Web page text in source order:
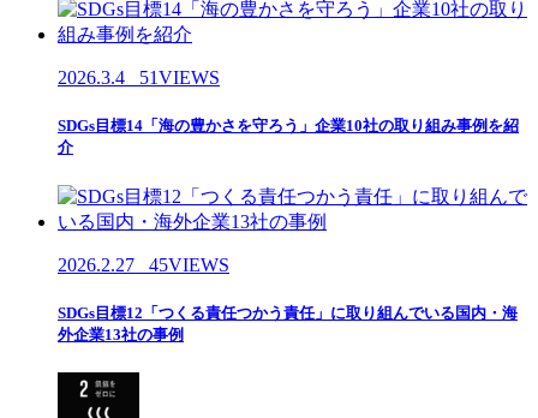
2026.3.4 51VIEWS
SDGs目標14「海の豊かさを守ろう」企業10社の取り組み事例を紹
介
2026.2.27 45VIEWS
SDGs目標12「つくる責任つかう責任」に取り組んでいる国内・海
外企業13社の事例